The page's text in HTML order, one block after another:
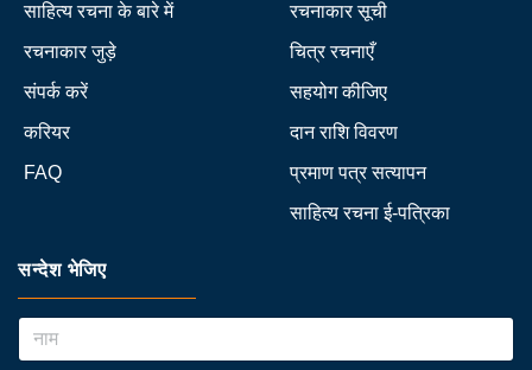
साहित्य रचना के बारे में
रचनाकार जुड़े
संपर्क करें
करियर
FAQ
रचनाकार सूची
चित्र रचनाएँ
सहयोग कीजिए
दान राशि विवरण
प्रमाण पत्र सत्यापन
साहित्य रचना ई-पत्रिका
सन्देश भेजिए